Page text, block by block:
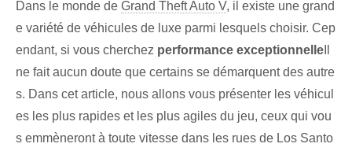
Dans le monde de Grand Theft Auto V, il existe une grand
e variété de véhicules de luxe parmi lesquels choisir. Cep
endant, si vous cherchez performance exceptionnelle
ne fait aucun doute que certains se démarquent des autre
s. Dans cet article, nous allons vous présenter les véhicul
es les plus rapides et les plus agiles du jeu, ceux qui vou
s emmèneront à toute vitesse dans les rues de Los Santo